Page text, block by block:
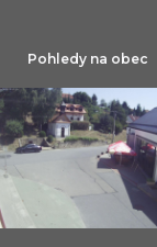
Pohledy na obec